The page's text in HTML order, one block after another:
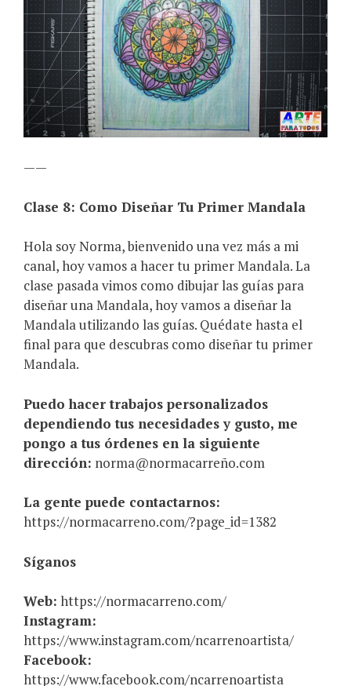
——
Clase 8: Como Diseñar Tu Primer Mandala
Hola soy Norma, bienvenido una vez más a mi
canal, hoy vamos a hacer tu primer Mandala. La
clase pasada vimos como dibujar las guías para
diseñar una Mandala, hoy vamos a diseñar la
Mandala utilizando las guías. Quédate hasta el
final para que descubras como diseñar tu primer
Mandala.
Puedo hacer trabajos personalizados
dependiendo tus necesidades y gusto, me
pongo a tus órdenes en la siguiente
dirección: norma@normacarreño.com
La gente puede contactarnos:
https://normacarreno.com/?page_id=1382
Síganos
Web: https://normacarreno.com/
Instagram:
https://www.instagram.com/ncarrenoartista/
Facebook:
https://www.facebook.com/ncarrenoartista